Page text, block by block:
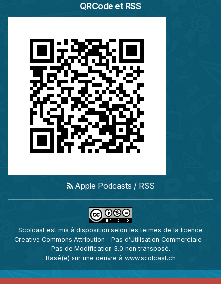
QRCode et RSS
Apple Podcasts / RSS
Scolcast est mis à disposition selon les termes de la licence
Creative Commons Attribution - Pas d’Utilisation Commerciale -
Pas de Modification 3.0 non transposé.
Basé(e) sur une oeuvre à www.scolcast.ch